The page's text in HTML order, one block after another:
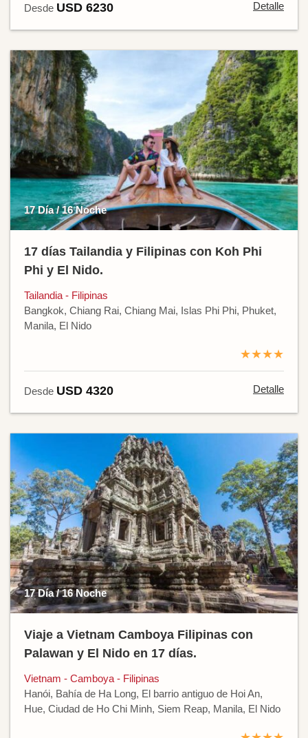
Desde USD 6230 Detalle
17 Día / 16 Noche
17 días Tailandia y Filipinas con Koh Phi
Phi y El Nido.
Tailandia - Filipinas
Bangkok, Chiang Rai, Chiang Mai, Islas Phi Phi, Phuket,
Manila, El Nido
★★★★
Desde USD 4320 Detalle
17 Día / 16 Noche
Viaje a Vietnam Camboya Filipinas con
Palawan y El Nido en 17 días.
Vietnam - Camboya - Filipinas
Hanói, Bahía de Ha Long, El barrio antiguo de Hoi An,
Hue, Ciudad de Ho Chi Minh, Siem Reap, Manila, El Nido